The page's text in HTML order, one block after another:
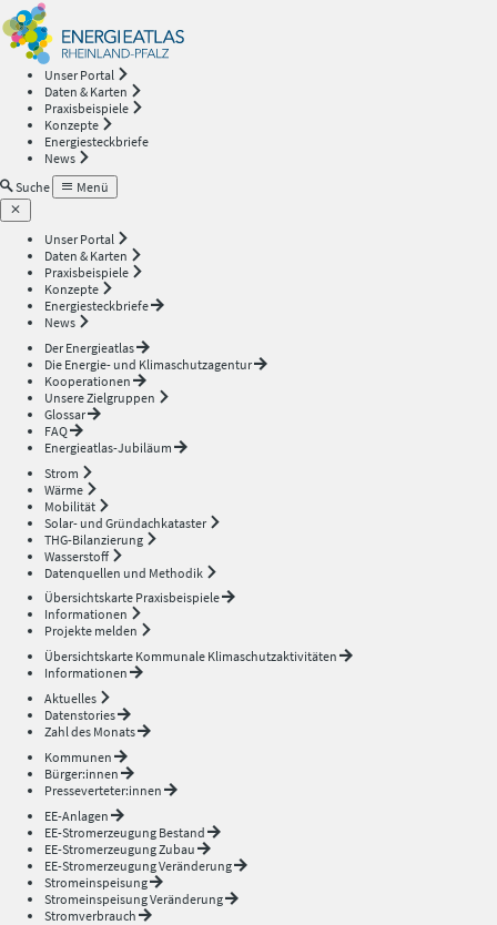
Unser Portal
Daten & Karten
Praxisbeispiele
Konzepte
Energiesteckbriefe
News
Suche
Menü
Unser Portal
Daten & Karten
Praxisbeispiele
Konzepte
Energiesteckbriefe
News
Der Energieatlas
Die Energie- und Klimaschutzagentur
Kooperationen
Unsere Zielgruppen
Glossar
FAQ
Energieatlas-Jubiläum
Strom
Wärme
Mobilität
Solar- und Gründachkataster
THG-Bilanzierung
Wasserstoff
Datenquellen und Methodik
Übersichtskarte Praxisbeispiele
Informationen
Projekte melden
Übersichtskarte Kommunale Klimaschutzaktivitäten
Informationen
Aktuelles
Datenstories
Zahl des Monats
Kommunen
Bürger:innen
Presseverteter:innen
EE-Anlagen
EE-Stromerzeugung Bestand
EE-Stromerzeugung Zubau
EE-Stromerzeugung Veränderung
Stromeinspeisung
Stromeinspeisung Veränderung
Stromverbrauch